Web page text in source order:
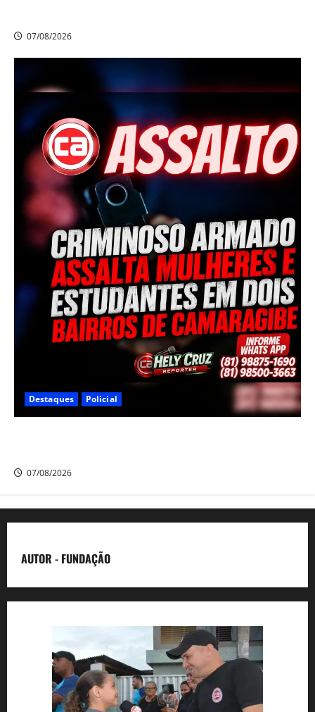
07/08/2026
Destaques Policial
07/08/2026
AUTOR - FUNDAÇÃO